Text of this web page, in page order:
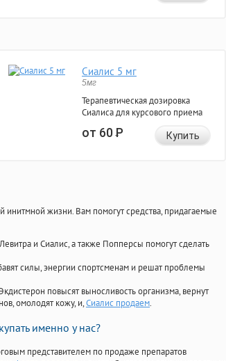
Сиалис 5 мг
5мг
Терапевтическая дозировка
Сиалиса для курсового приема
от 60Р Купить
жизни. Вам помогут средства, придагаемые
и Сиалис, а также Попперсы помогут сделать
силы, энергии спортсменам и решат проблемы
повысят выносливость организма, вернут
омолодят кожу, и,Сиалис продаем.
именно у нас?
представителем по продаже препаратов